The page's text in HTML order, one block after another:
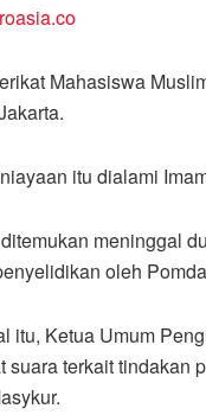
Mahasiswa
itu dialami
meninggal
oleh
itu, Ketua Umum
suara terkait tindakan